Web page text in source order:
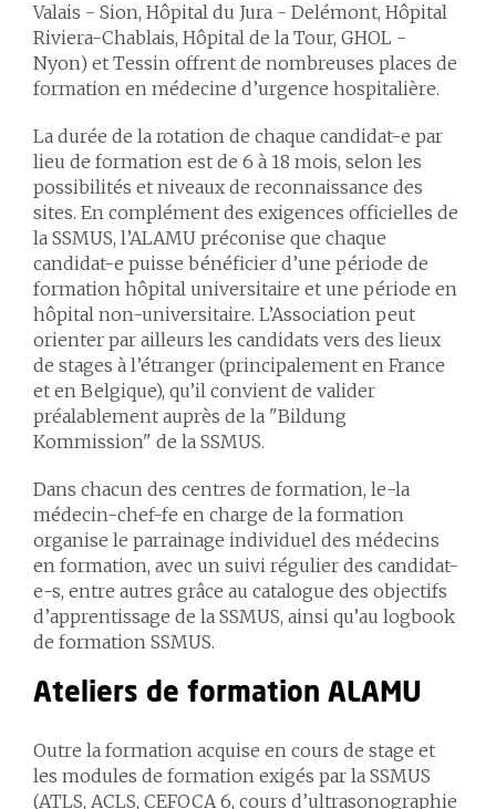
Valais - Sion, Hôpital du Jura - Delémont, Hôpital
Riviera-Chablais, Hôpital de la Tour, GHOL -
Nyon) et Tessin offrent de nombreuses places de
formation en médecine d’urgence hospitalière.
La durée de la rotation de chaque candidat-e par
lieu de formation est de 6 à 18 mois, selon les
possibilités et niveaux de reconnaissance des
sites. En complément des exigences officielles de
la SSMUS, l’ALAMU préconise que chaque
candidat-e puisse bénéficier d’une période de
formation hôpital universitaire et une période en
hôpital non-universitaire. L’Association peut
orienter par ailleurs les candidats vers des lieux
de stages à l’étranger (principalement en France
et en Belgique), qu’il convient de valider
préalablement auprès de la "Bildung
Kommission" de la SSMUS.
Dans chacun des centres de formation, le-la
médecin-chef-fe en charge de la formation
organise le parrainage individuel des médecins
en formation, avec un suivi régulier des candidat-
e-s, entre autres grâce au catalogue des objectifs
d’apprentissage de la SSMUS, ainsi qu’au logbook
de formation SSMUS.
Ateliers de formation ALAMU
Outre la formation acquise en cours de stage et
les modules de formation exigés par la SSMUS
(ATLS, ACLS, CEFOCA 6, cours d’ultrasonographie